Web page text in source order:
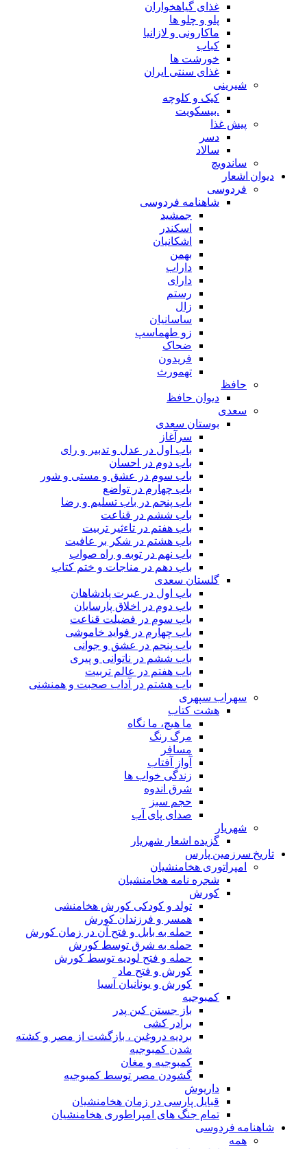
غذای گیاهخواران
پلو و چلو ها
ماکارونی و لازانیا
کباب
خورشت ها
غذای سنتی ایران
شیرینی
کیک و کلوچه
.بیسکویت
پیش غذا
دسر
سالاد
ساندویچ
دیوان اشعار
فردوسی
شاهنامه فردوسی
جمشید
اسکندر
اشکانیان
بهمن
داراب
دارای
رستم
زال
ساسانیان
زو طهماسپ‏
ضحاک
فریدون
تهمورث
حافظ
دیوان حافظ
سعدی
بوستان سعدی
سرآغاز
باب اول در عدل و تدبیر و رای
باب دوم در احسان
باب سوم در عشق و مستی و شور
باب چهارم در تواضع
باب پنجم در باب تسلیم و رضا
باب ششم در قناعت
باب هفتم در تاءثیر تربیت
باب هشتم در شکر بر عافیت
باب نهم در توبه و راه صواب
باب دهم در مناجات و ختم کتاب
گلستان سعدی
باب اول در عبرت پادشاهان
باب دوم در اخلاق پارسایان
باب سوم در فضیلت قناعت
باب چهارم در فواید خاموشى
باب پنجم در عشق و جوانى
باب ششم در ناتوانى و پیرى
باب هفتم در عالم تربیت
باب هشتم در آداب صحبت و همنشنى
سهراب سپهری
هشت کتاب
ما هیچ، ما نگاه
مرگ رنگ
مسافر
آواز آفتاب
زندگی خواب ها
شرق اندوه
حجم سبز
صدای پای آب
شهریار
گزیده اشعار شهریار
تاریخ سرزمین پارس
امپراتوری هخامنشیان
شجره نامه هخامنشیان
کورش
تولد و کودکی کورش هخامنشی
همسر و فرزندان کورش
حمله به بابل و فتح آن در زمان کورش
حمله به شرق توسط کورش
حمله و فتح لودیه توسط کورش
کورش و فتح ماد
کورش و یونانیان آسیا
کمبوجیه
باز جستن کین پدر
برادر کشی
بردیه دروغین ، بازگشت از مصر و کشته
شدن کمبوجیه
کمبوجیه و مغان
گشودن مصر توسط کمبوجیه
داریوش
قبایل پارسی در زمان هخامنشیان
تمام جنگ های امپراطوری هخامنشیان
شاهنامه فردوسی
همه